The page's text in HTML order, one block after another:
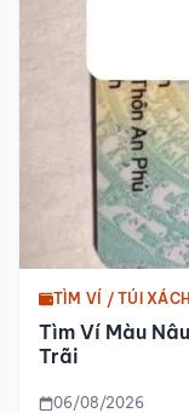
TÌM VÍ / TÚI XÁCH
Tìm Ví Màu
Trãi
06/08/2026